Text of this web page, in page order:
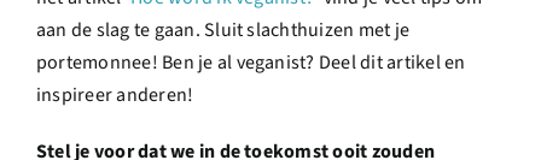
aan de slag te gaan. Sluit slachthuizen met je
portemonnee! Ben je al veganist? Deel dit artikel en
inspireer anderen!
Stel je voor dat we in de toekomst ooit zouden